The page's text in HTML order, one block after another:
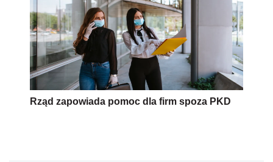
Rząd zapowiada pomoc dla firm spoza PKD